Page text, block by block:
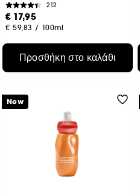
212
€ 17,95
€ 59,83 / 100ml
Προσθήκη στο καλάθι
New